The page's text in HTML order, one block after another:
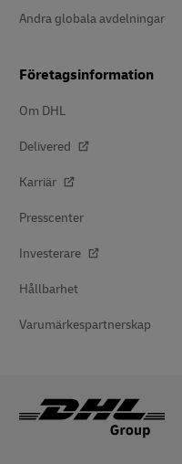
Andra globala avdelningar
Företagsinformation
Om DHL
Delivered
Karriär
Presscenter
Investerare
Hållbarhet
Varumärkespartnerskap